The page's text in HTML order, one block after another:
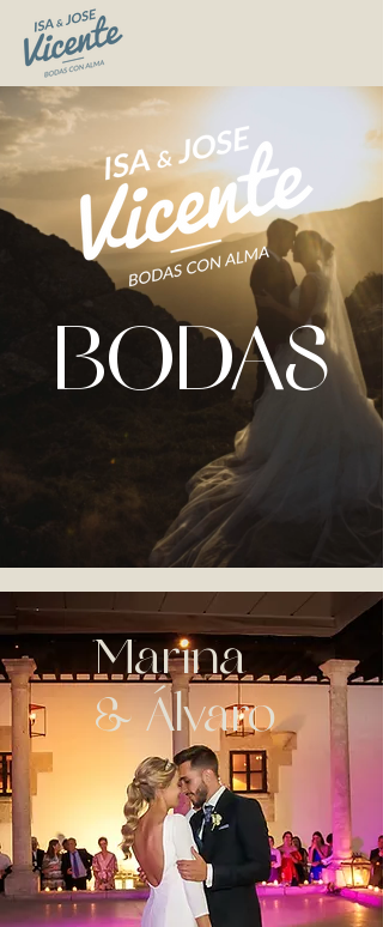
BODAS
Marina
& Álvaro
Boda en el Palacio Montarco